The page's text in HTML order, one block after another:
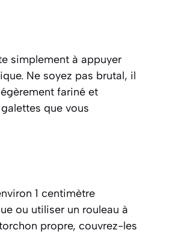
simplement à appuyer
Ne soyez pas brutal, il
fariné et
que vous
1 centimètre
ou utiliser un rouleau à
propre, couvrez-les